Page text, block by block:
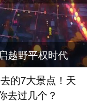
越野平权时代
的7大景点！天
去过几个？